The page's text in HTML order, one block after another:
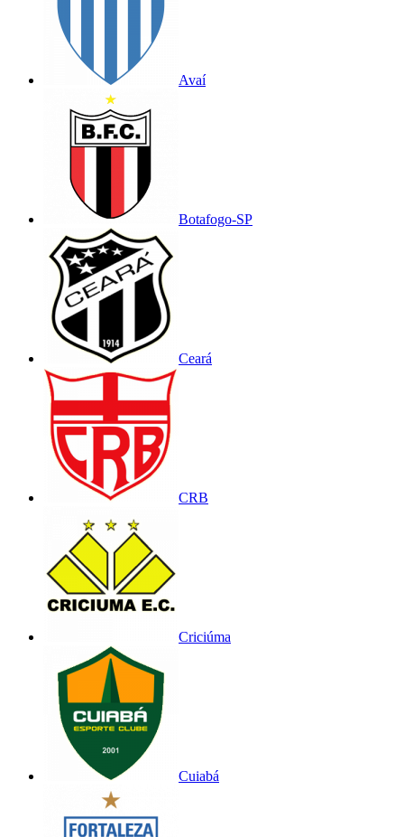
Avaí
Botafogo-SP
Ceará
CRB
Criciúma
Cuiabá